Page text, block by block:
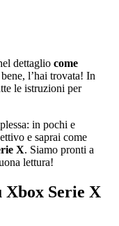
dettaglio come
l’hai trovata! In
le istruzioni per
in pochi e
e saprai come
X. Siamo pronti a
lettura!
Xbox Serie X